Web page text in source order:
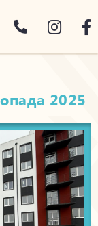
2025